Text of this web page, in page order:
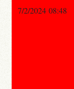
7/2/2024 08:48